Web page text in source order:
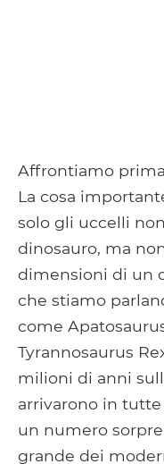
Affrontiamo
La cosa
solo gli uccelli
dinosauro, ma
dimensioni di un
che stiamo
come
Tyrannosaurus
milioni di anni
arrivarono in
un numero
grande dei